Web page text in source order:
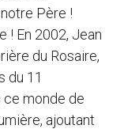
Père !
! En 2002, Jean
du Rosaire,
du 11
ce monde de
ajoutant